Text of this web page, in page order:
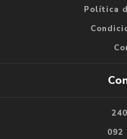
Política
092